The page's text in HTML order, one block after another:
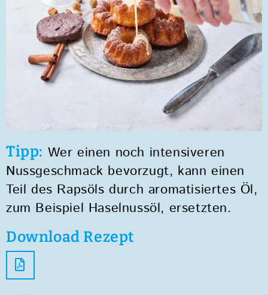
Tipp: Wer einen noch intensiveren
Nussgeschmack bevorzugt, kann einen
Teil des Rapsöls durch aromatisiertes Öl,
zum Beispiel Haselnussöl, ersetzten.
Download Rezept